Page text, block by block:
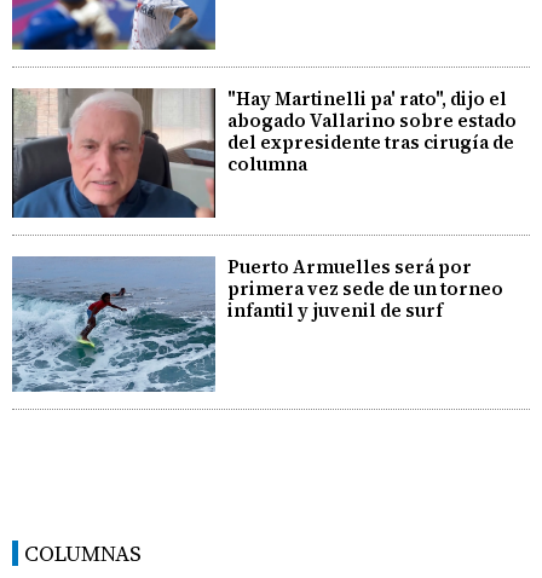
"Hay Martinelli pa' rato", dijo el
abogado Vallarino sobre estado
del expresidente tras cirugía de
columna
Puerto Armuelles será por
primera vez sede de un torneo
infantil y juvenil de surf
COLUMNAS